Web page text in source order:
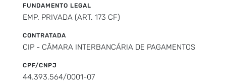
FUNDAMENTO LEGAL
EMP. PRIVADA (ART. 173 CF)
CONTRATADA
CIP - CÂMARA INTERBANCÁRIA DE PAGAMENTOS
CPF/CNPJ
44.393.564/0001-07